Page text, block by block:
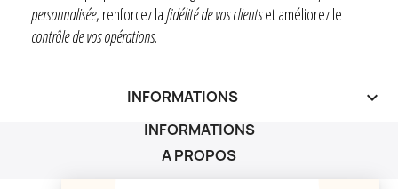
personnalisée, renforcez lafidélité de vos clientset améliorez le
contrôle de vos opérations.
INFORMATIONS keyboard_arrow_down
INFORMATIONS
A PROPOS